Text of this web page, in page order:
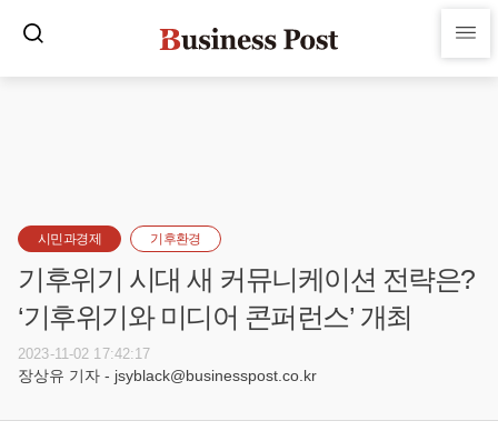
시민과경제 기후환경
기후위기 시대 새 커뮤니케이션 전략은?
‘기후위기와 미디어 콘퍼런스’ 개최
2023-11-02 17:42:17
장상유 기자 - jsyblack@businesspost.co.kr